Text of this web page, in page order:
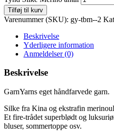
Tilføj til kurv
Varenummer (SKU): gy-tbm--2
Beskrivelse
Yderligere information
Anmeldelser (0)
Beskrivelse
GarnYarns eget håndfarvede garn.
Silke fra Kina og ekstrafin
Et fire-trådet superblødt og
bluser, sommertoppe osv.